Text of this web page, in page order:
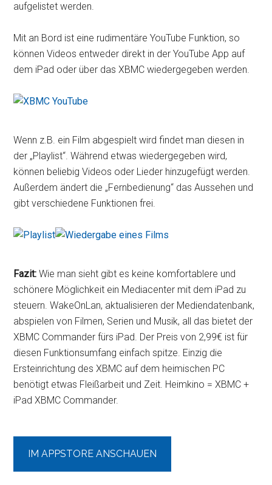
aufgelistet werden.
Mit an Bord ist eine rudimentäre YouTube Funktion, so
können Videos entweder direkt in der YouTube App auf
dem iPad oder über das XBMC wiedergegeben werden.
Wenn z.B. ein Film abgespielt wird findet man diesen in
der „Playlist“. Während etwas wiedergegeben wird,
können beliebig Videos oder Lieder hinzugefügt werden.
Außerdem ändert die „Fernbedienung“ das Aussehen und
gibt verschiedene Funktionen frei.
Fazit:Wie man sieht gibt es keine komfortablere und
schönere Möglichkeit ein Mediacenter mit dem iPad zu
steuern. WakeOnLan, aktualisieren der Mediendatenbank,
abspielen von Filmen, Serien und Musik, all das bietet der
XBMC Commander fürs iPad. Der Preis von 2,99€ ist für
diesen Funktionsumfang einfach spitze. Einzig die
Ersteinrichtung des XBMC auf dem heimischen PC
benötigt etwas Fleißarbeit und Zeit. Heimkino = XBMC +
iPad XBMC Commander.
IM APPSTORE ANSCHAUEN